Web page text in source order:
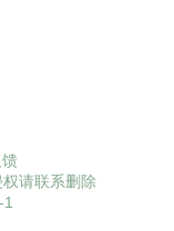
请联系删除